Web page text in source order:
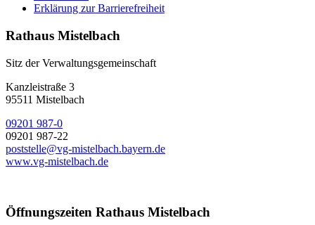
Erklärung zur Barrierefreiheit
Rathaus Mistelbach
Sitz der Verwaltungsgemeinschaft
Kanzleistraße 3
95511 Mistelbach
09201 987-0
09201 987-22
poststelle@vg-mistelbach.bayern.de
www.vg-mistelbach.de
Öffnungszeiten Rathaus Mistelbach